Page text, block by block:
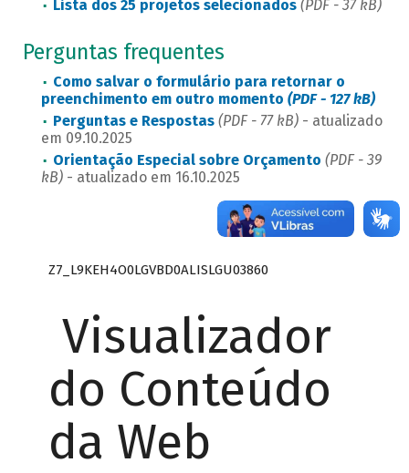
Lista dos 25 projetos selecionados (PDF - 37 kB)
Perguntas frequentes
Como salvar o formulário para retornar o
preenchimento em outro momento (PDF - 127 kB)
Perguntas e Respostas (PDF - 77 kB)- atualizado
em 09.10.2025
Orientação Especial sobre Orçamento (PDF - 39
kB)- atualizado em 16.10.2025
Z7_L9KEH4O0LGVBD0ALISLGU03860
Visualizador
do Conteúdo
da Web